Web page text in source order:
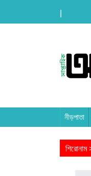
নীড়পাতা
শিরোনাম